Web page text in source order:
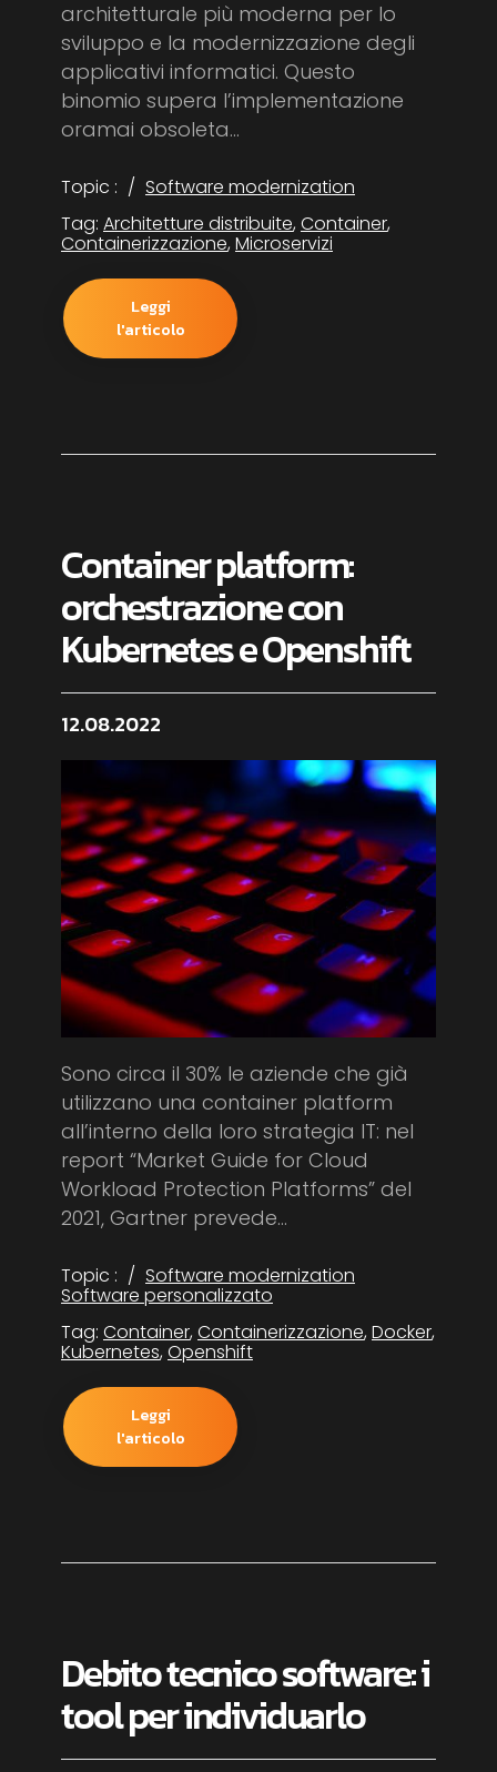
architetturale più moderna per lo
sviluppo e la modernizzazione degli
applicativi informatici. Questo
binomio supera l’implementazione
oramai obsoleta...
Topic :
Software modernization
Tag: Architetture distribuite, Container,
Containerizzazione, Microservizi
Leggi
l'articolo
Container platform:
orchestrazione con
Kubernetes e Openshift
12.08.2022
Sono circa il 30% le aziende che già
utilizzano una container platform
all’interno della loro strategia IT: nel
report “Market Guide for Cloud
Workload Protection Platforms” del
2021, Gartner prevede...
Topic : Software modernization
Software personalizzato
Tag: Container, Containerizzazione, Docker,
Kubernetes, Openshift
Leggi
l'articolo
Debito tecnico software: i
tool per individuarlo